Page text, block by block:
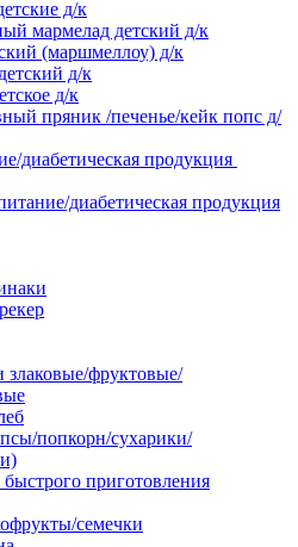
д/к
мармелад детский д/к
(маршмеллоу) д/к
д/к
д/к
пряник /печенье/кейк попс д/
диабетическая продукция
диабетическая продукция
злаковые/фруктовые/
попкорн/сухарики/
приготовления
семечки